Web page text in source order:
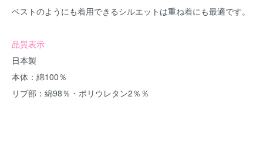
ベストのようにも着用できるシルエットは重ね着にも最適です。
品質表示
日本製
本体：綿100％
リブ部：綿98％・ポリウレタン2％％